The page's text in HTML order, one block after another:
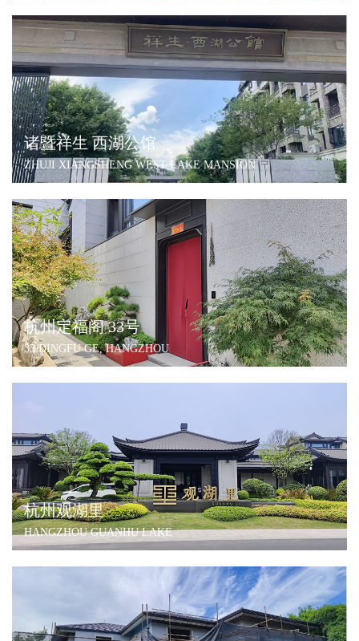
诸暨祥生 西湖公馆
ZHUJI XIANGSHENG WEST LAKE MANSION
杭州定福阁 33号
33 DINGFU GE, HANGZHOU
杭州观湖里
HANGZHOU GUANHU LAKE